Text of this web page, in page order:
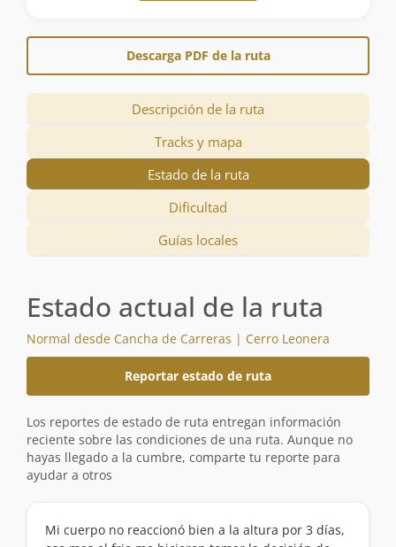
Descarga PDF de la ruta
Descripción de la ruta
Tracks y mapa
Estado de la ruta
Dificultad
Guías locales
Estado actual de la ruta
Normal desde Cancha de Carreras | Cerro Leonera
Reportar estado de ruta
Los reportes de estado de ruta entregan información
reciente sobre las condiciones de una ruta. Aunque no
hayas llegado a la cumbre, comparte tu reporte para
ayudar a otros
Mi cuerpo no reaccionó bien a la altura por 3 días,